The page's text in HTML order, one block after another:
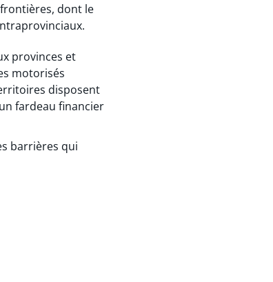
dont le
provinces et
motorisés
disposent
fardeau financier
barrières qui